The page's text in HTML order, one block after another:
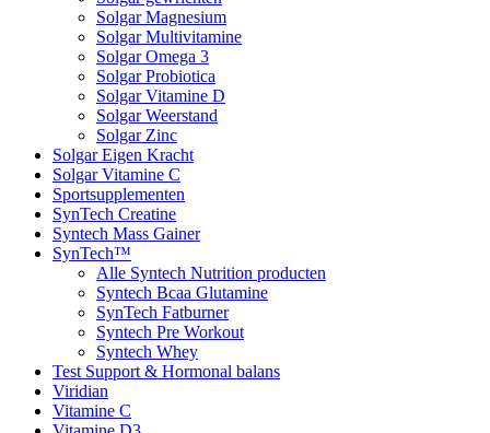
Solgar Magnesium
Solgar Multivitamine
Solgar Omega 3
Solgar Probiotica
Solgar Vitamine D
Solgar Weerstand
Solgar Zinc
Solgar Eigen Kracht
Solgar Vitamine C
Sportsupplementen
SynTech Creatine
Syntech Mass Gainer
SynTech™
Alle Syntech Nutrition producten
Syntech Bcaa Glutamine
SynTech Fatburner
Syntech Pre Workout
Syntech Whey
Test Support & Hormonal balans
Viridian
Vitamine C